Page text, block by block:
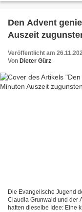
Den Advent
Auszeit
Veröffentlicht am
Von Dieter Gürz
Die Evangelische Jugend
Claudia Grunwald und der
hatten dieselbe Idee: Eine